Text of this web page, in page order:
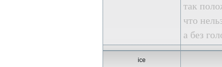
так
что
а без
ice